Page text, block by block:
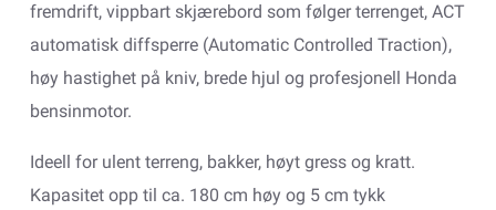
fremdrift, vippbart skjærebord som følger terrenget, ACT
automatisk diffsperre (Automatic Controlled Traction),
høy hastighet på kniv, brede hjul og profesjonell Honda
bensinmotor.
Ideell for ulent terreng, bakker, høyt gress og kratt.
Kapasitet opp til ca. 180 cm høy og 5 cm tykk